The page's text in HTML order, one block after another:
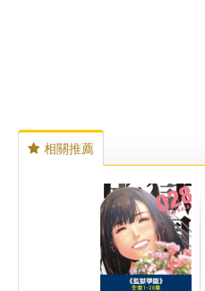
相關推薦